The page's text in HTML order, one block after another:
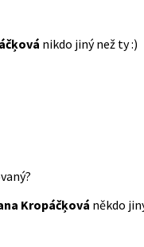
nikdo jiný než ty :)
Kropáčķová někdo